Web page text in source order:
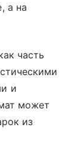
а на
часть
и
может
из